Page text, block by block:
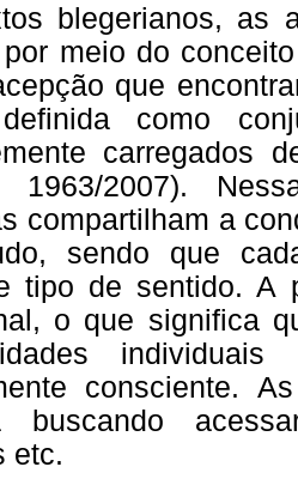
blegerianos, as
meio do
que
como
carregados
1963/2007).
compartilham a
sendo que
tipo de sentido. A
o que significa
consciente.
buscando
etc.